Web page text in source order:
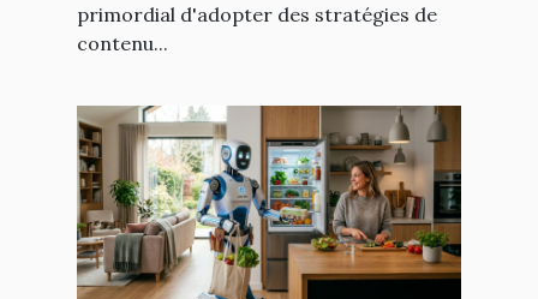
primordial d'adopter des stratégies de
contenu...